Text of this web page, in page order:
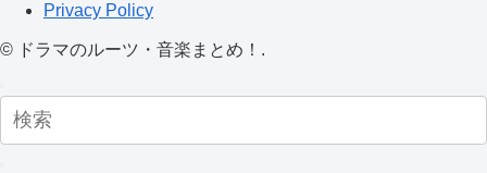
Privacy Policy
© ドラマのルーツ・音楽まとめ！.